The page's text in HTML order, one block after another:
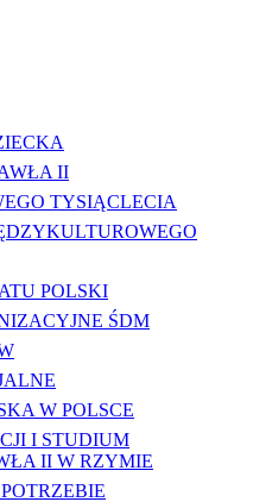
II
TYSIĄCLECIA
POLSKI
ŚDM
W POLSCE
I STUDIUM
II W RZYMIE